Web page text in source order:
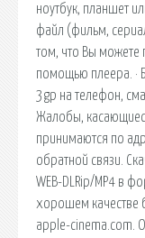
ноутбук, планшет
файл (фильм,
том, что Вы можете
помощью плеера. ·
3gp на телефон,
Жалобы,
принимаются по
обратной связи.
WEB-DLRip/MP4 в
хорошем качестве
apple-cinema.com.